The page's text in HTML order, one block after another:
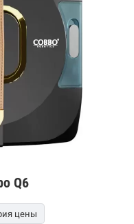
Q6
цены